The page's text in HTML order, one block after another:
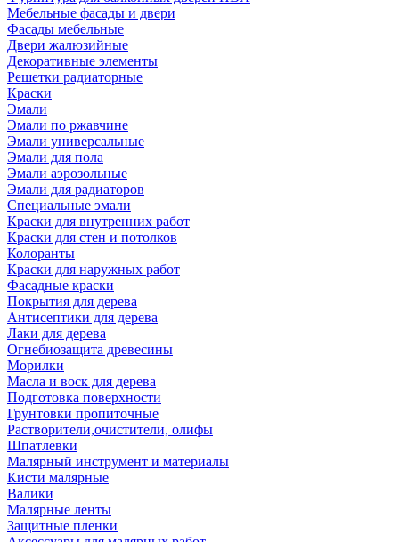
Мебельные фасады и двери
Фасады мебельные
Двери жалюзийные
Декоративные элементы
Решетки радиаторные
Краски
Эмали
Эмали по ржавчине
Эмали универсальные
Эмали для пола
Эмали аэрозольные
Эмали для радиаторов
Специальные эмали
Краски для внутренних работ
Краски для стен и потолков
Колоранты
Краски для наружных работ
Фасадные краски
Покрытия для дерева
Антисептики для дерева
Лаки для дерева
Огнебиозащита древесины
Морилки
Масла и воск для дерева
Подготовка поверхности
Грунтовки пропиточные
Растворители,очистители, олифы
Шпатлевки
Малярный инструмент и материалы
Кисти малярные
Валики
Малярные ленты
Защитные пленки